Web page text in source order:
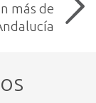
más de